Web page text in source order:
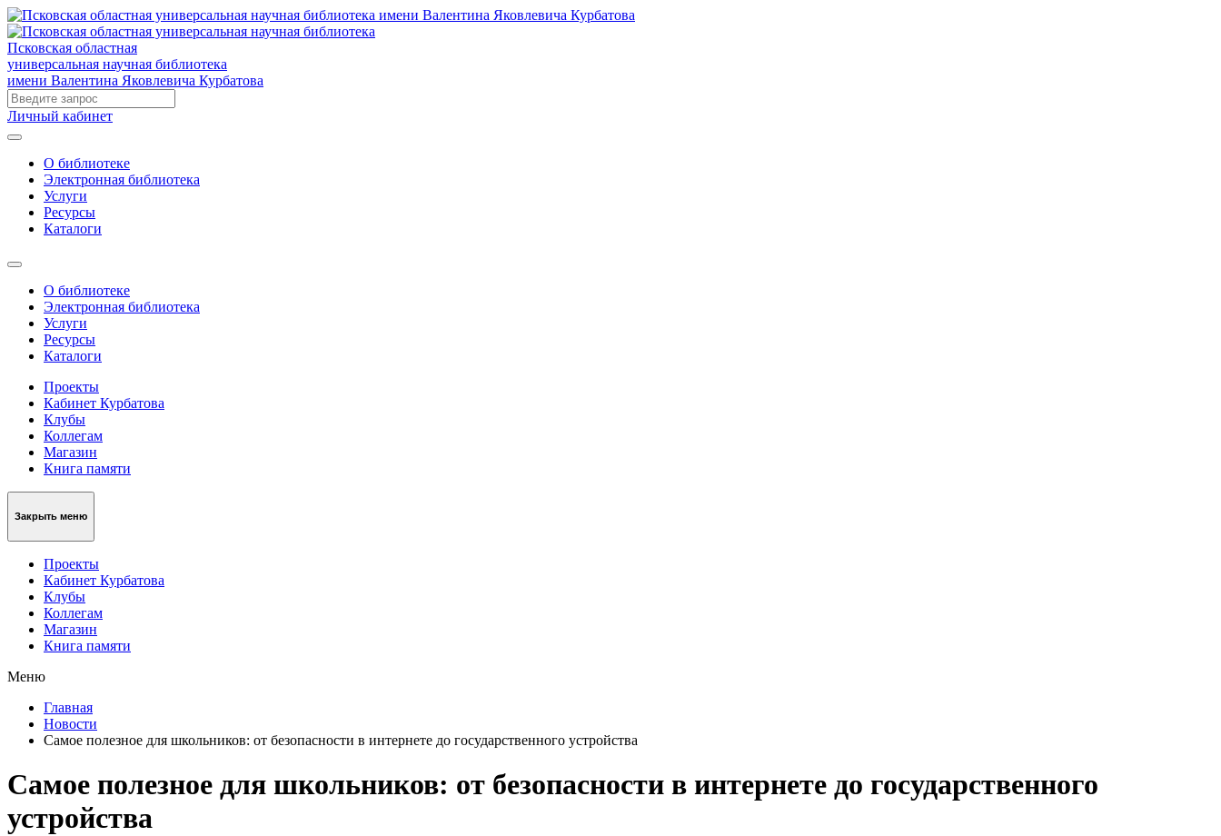
Псковская областная
универсальная научная библиотека
имени Валентина Яковлевича Курбатова
Личный кабинет
О библиотеке
Электронная библиотека
Услуги
Ресурсы
Каталоги
О библиотеке
Электронная библиотека
Услуги
Ресурсы
Каталоги
Проекты
Кабинет Курбатова
Клубы
Коллегам
Магазин
Книга памяти
Закрыть меню
Проекты
Кабинет Курбатова
Клубы
Коллегам
Магазин
Книга памяти
Меню
Главная
Новости
Самое полезное для школьников: от безопасности в интернете до государственного устройства
Самое полезное для школьников: от безопасности в интернете до государственного
устройства